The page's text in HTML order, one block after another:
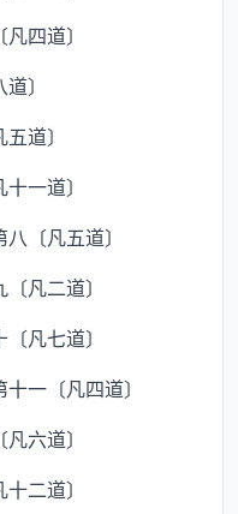
四道〕
〕
道〕
一道〕
〔凡五道〕
凡二道〕
凡七道〕
一〔凡四道〕
六道〕
二道〕